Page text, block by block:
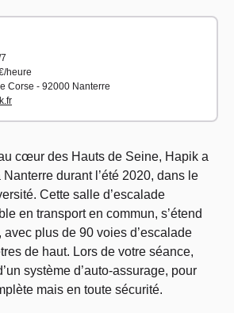
heure
Corse - 92000 Nanterre
cœur des Hauts de Seine, Hapik a
durant l’été 2020, dans le
Cette salle d’escalade
en transport en commun, s’étend
avec plus de 90 voies d’escalade
de haut. Lors de votre séance,
système d’auto-assurage, pour
mais en toute sécurité.